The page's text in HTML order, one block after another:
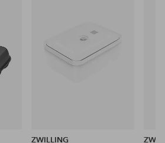
ZWILLING